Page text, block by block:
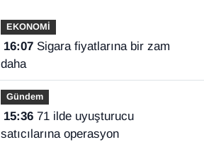
EKONOMİ
16:07Sigara fiyatlarına bir zam
daha
Gündem
15:3671 ilde uyuşturucu
satıcılarına operasyon